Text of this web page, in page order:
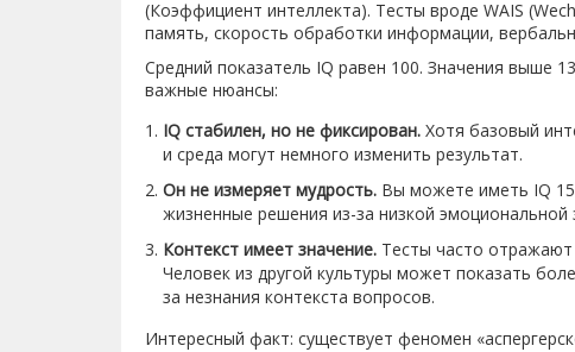
(Коэффициент интеллекта). Тесты вроде WAIS
память, скорость обработки информации,
Средний показатель IQ равен 100. Значения выше
важные нюансы:
IQ стабилен, но не фиксирован. Хотя базовый
и среда могут немного изменить результат.
Он не измеряет мудрость. Вы можете иметь IQ
жизненные решения из-за низкой эмоциональной
Контекст имеет значение. Тесты часто отражают
Человек из другой культуры может показать
за незнания контекста вопросов.
Интересный факт: существует феномен